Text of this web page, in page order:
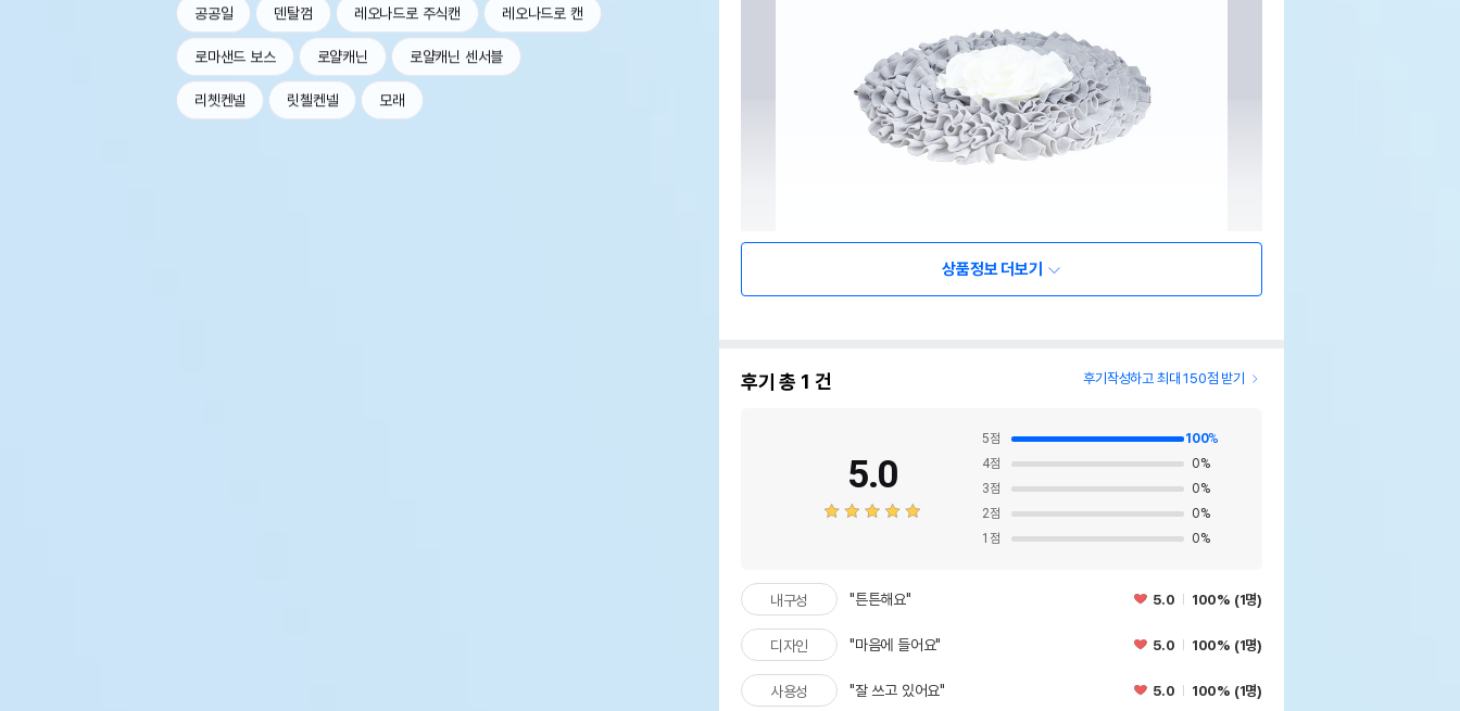
공공일 덴탈껌 레오나드로 주식캔 레오나드로 캔
로마샌드 보스 로얄캐닌 로얄캐닌 센서블
리쳇켄넬 릿첼켄넬 모래
상품정보 더보기
후기 총 1 건 후기작성하고 최대 150점 받기
5.0
5점 100%
4점 0%
3점 0%
2점 0%
1 점 0%
내구성 "튼튼해요" 5.0 100% (1명)
디자인 "마음에 들어요" 5.0 100% (1명)
사용성 "잘 쓰고 있어요" 5.0 100% (1명)